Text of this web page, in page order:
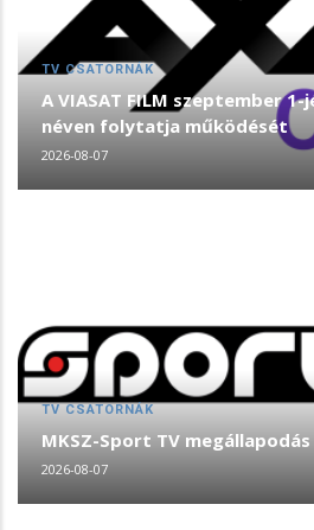
TV CSATORNÁK
A VIASAT FILM szeptember 1-
néven folytatja működését
2026-08-07
TV CSATORNÁK
MKSZ-Sport TV megállapodás
2026-08-07